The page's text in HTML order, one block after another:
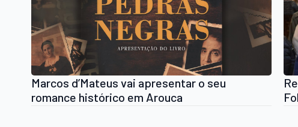
Marcos d’Mateus vai apresentar o seu
romance histórico em Arouca